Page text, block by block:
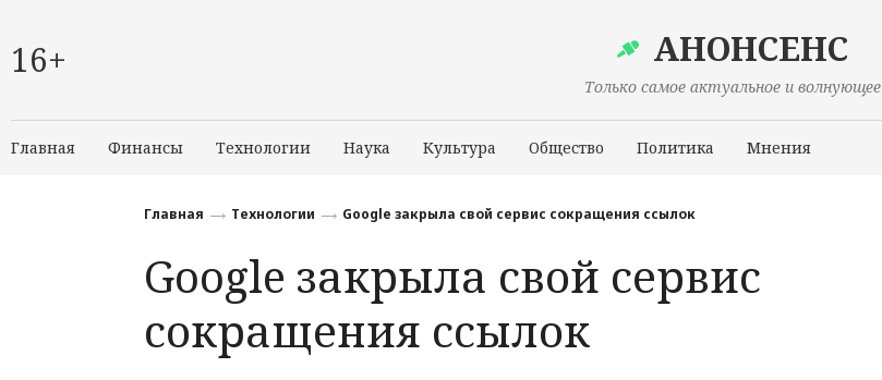
16+ АНОНСЕНС
Только самое актуальное и волнующее
Главная Финансы Технологии Наука Культура Общество Политика Мнения
Происшествия
Главная Технологии Google закрыла свой сервис сокращения ссылок
Google закрыла свой сервис
сокращения ссылок